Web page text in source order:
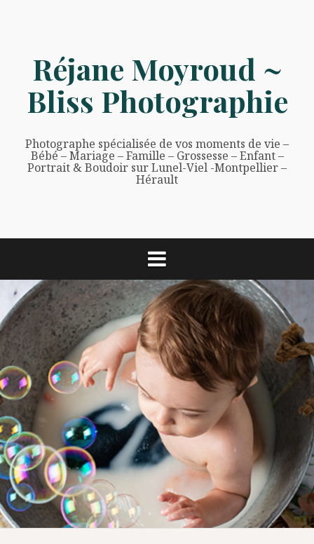
Réjane Moyroud ~
Bliss Photographie
Photographe spécialisée de vos moments de vie –
Bébé – Mariage – Famille – Grossesse – Enfant –
Portrait & Boudoir sur Lunel-Viel -Montpellier –
Hérault